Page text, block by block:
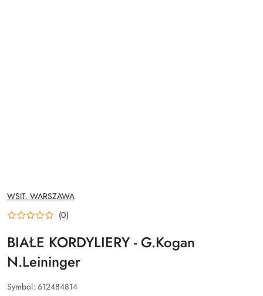
NAZWA
PRODUCENTA:
WSIT. WARSZAWA
(0)
BIAŁE KORDYLIERY - G.Kogan
N.Leininger
Symbol: 612484814